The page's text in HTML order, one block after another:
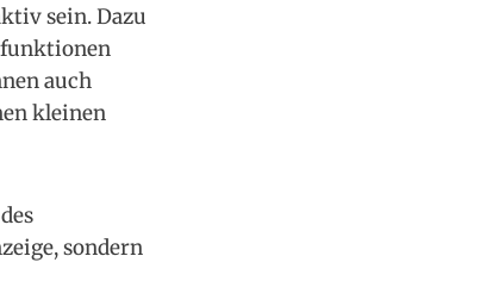
sein. Dazu
auch
kleinen
sondern